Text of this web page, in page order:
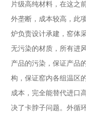
片级高纯材料，在这之
外垄断，成本较高，此
炉负责设计承建，窑体
无污染的材质，所有进
产品的污染，保证产品
构，保证窑内各组温区
成本，完全能替代进口
决了卡脖子问题。外循